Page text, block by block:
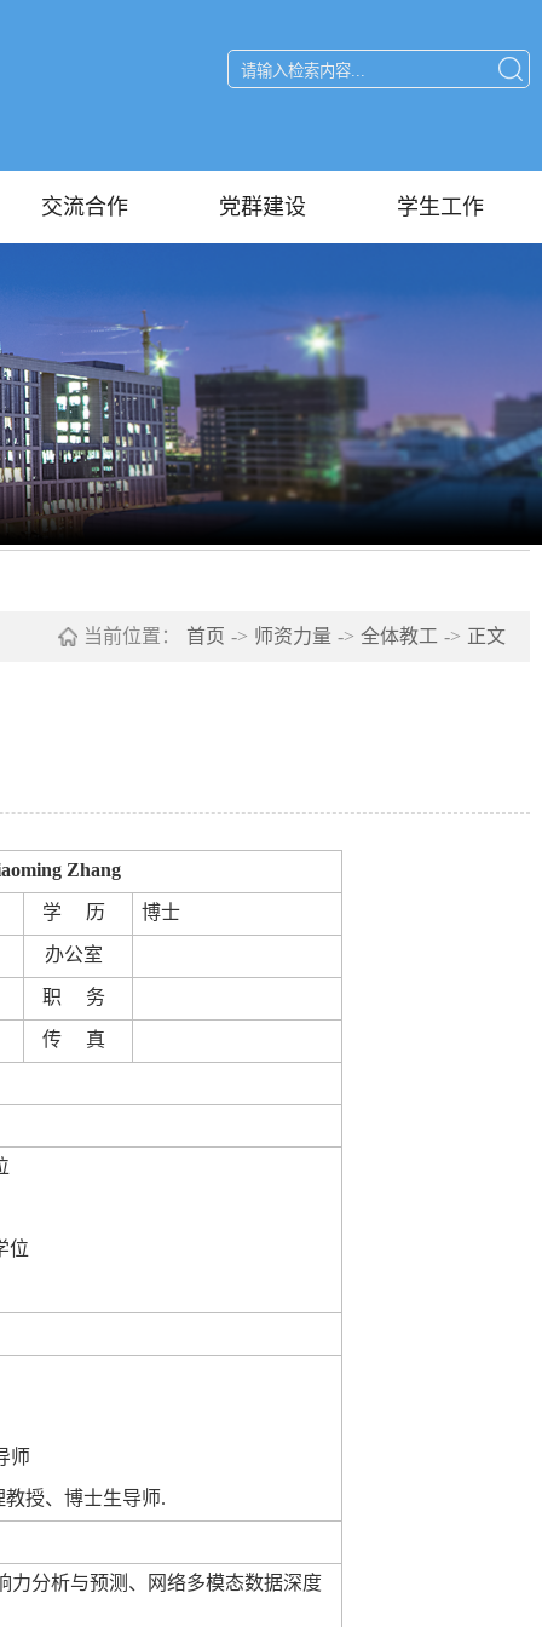
交流合作 党群建设 学生工作
当前位置： 首页 -> 师资力量 -> 全体教工 -> 正文
Zhang
学 历 博士
办公室
职 务
传 真
位
师
授、博士生导师.
力分析与预测、网络多模态数据深度